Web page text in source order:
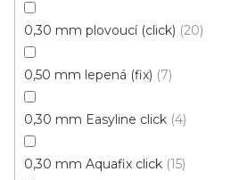
0,30 mm plovoucí (click) 20
0,50 mm lepená (fix) 7
0,30 mm Easyline click 4
0,30 mm Aquafix click 15